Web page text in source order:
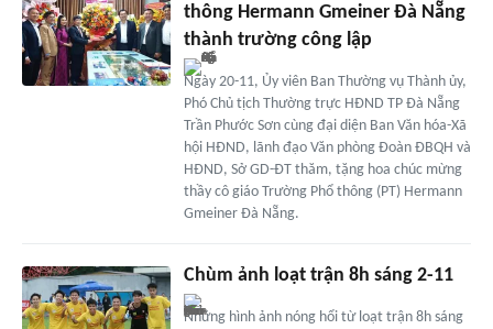
thông Hermann Gmeiner Đà Nẵng
thành trường công lập
Ngày 20-11, Ủy viên Ban Thường vụ Thành ủy,
Phó Chủ tịch Thường trực HĐND TP Đà Nẵng
Trần Phước Sơn cùng đại diện Ban Văn hóa-Xã
hội HĐND, lãnh đạo Văn phòng Đoàn ĐBQH và
HĐND, Sở GD-ĐT thăm, tặng hoa chúc mừng
thầy cô giáo Trường Phổ thông (PT) Hermann
Gmeiner Đà Nẵng.
Chùm ảnh loạt trận 8h sáng 2-11
Những hình ảnh nóng hổi từ loạt trận 8h sáng